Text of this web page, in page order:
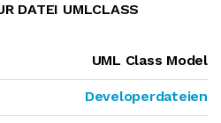
DATEI UMLCLASS
UML Class Model
Developerdateien